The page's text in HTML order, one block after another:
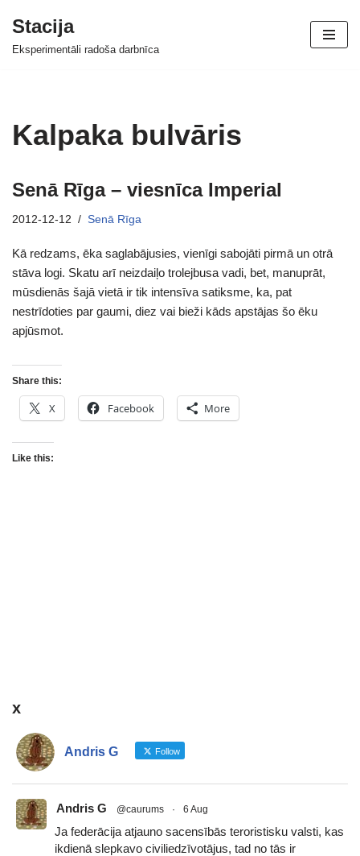
Skip
Stacija
Eksperimentāli radoša darbnīca
Kalpaka bulvāris
Senā Rīga – viesnīca Imperial
2012-12-12 Senā Rīga
Kā redzams, ēka saglabājusies, vienīgi sabojāti pirmā un otrā
stāva logi. Skatu arī neizdaiļo trolejbusa vadi, bet, manuprāt,
mūsdienās šajā vietā ir tik intensīva satiksme, ka, pat
nestrīdoties par gaumi, diez vai bieži kāds apstājas šo ēku
apjūsmot.
Share this:
X Facebook More
Like this:
x
Andris G Follow
Andris G @caurums · 6 Aug
Ja federācija atjauno sacensībās teroristisku valsti, kas
ikdienā slepkavo civiliedzīvotājus, tad no tās ir